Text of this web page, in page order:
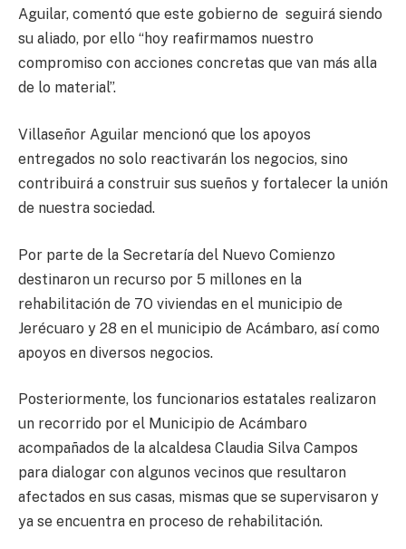
Aguilar, comentó que este gobierno de seguirá siendo
su aliado, por ello “hoy reafirmamos nuestro
compromiso con acciones concretas que van más alla
de lo material”.
Villaseñor Aguilar mencionó que los apoyos
entregados no solo reactivarán los negocios, sino
contribuirá a construir sus sueños y fortalecer la unión
de nuestra sociedad.
Por parte de la Secretaría del Nuevo Comienzo
destinaron un recurso por 5 millones en la
rehabilitación de 7O viviendas en el municipio de
Jerécuaro y 28 en el municipio de Acámbaro, así como
apoyos en diversos negocios.
Posteriormente, los funcionarios estatales realizaron
un recorrido por el Municipio de Acámbaro
acompañados de la alcaldesa Claudia Silva Campos
para dialogar con algunos vecinos que resultaron
afectados en sus casas, mismas que se supervisaron y
ya se encuentra en proceso de rehabilitación.